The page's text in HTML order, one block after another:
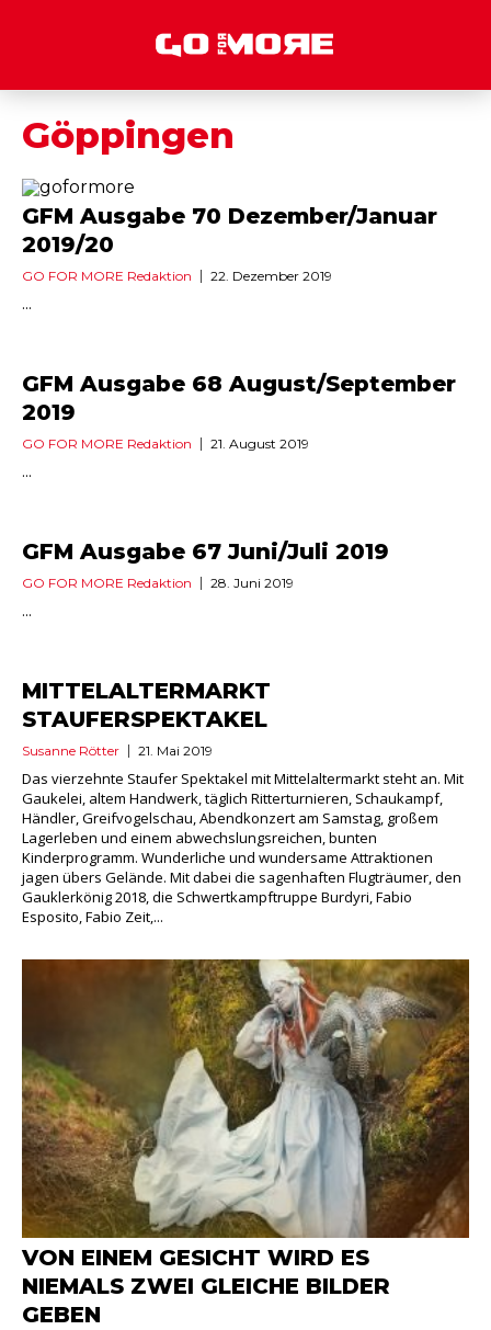
Göppingen
GFM Ausgabe 70 Dezember/Januar
2019/20
GO FOR MORE Redaktion 22. Dezember 2019
...
GFM Ausgabe 68 August/September
2019
GO FOR MORE Redaktion 21. August 2019
...
GFM Ausgabe 67 Juni/Juli 2019
GO FOR MORE Redaktion 28. Juni 2019
...
MITTELALTERMARKT
STAUFERSPEKTAKEL
Susanne Rötter 21. Mai 2019
Das vierzehnte Staufer Spektakel mit Mittelaltermarkt steht an. Mit
Gaukelei, altem Handwerk, täglich Ritterturnieren, Schaukampf,
Händler, Greifvogelschau, Abendkonzert am Samstag, großem
Lagerleben und einem abwechslungsreichen, bunten
Kinderprogramm. Wunderliche und wundersame Attraktionen
jagen übers Gelände. Mit dabei die sagenhaften Flugträumer, den
Gauklerkönig 2018, die Schwertkampftruppe Burdyri, Fabio
Esposito, Fabio Zeit,...
VON EINEM GESICHT WIRD ES
NIEMALS ZWEI GLEICHE BILDER
GEBEN